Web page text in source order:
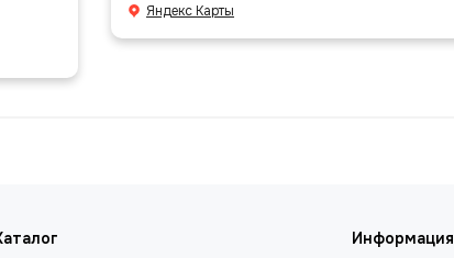
Яндекс Карты
Информация